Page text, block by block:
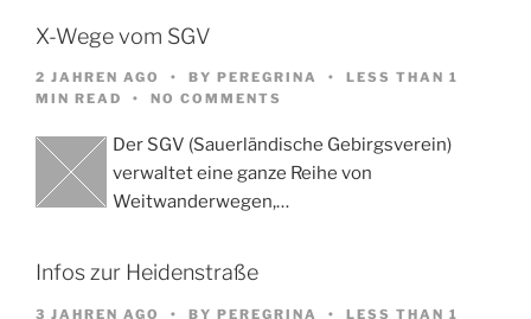
X-Wege vom SGV
2 JAHREN AGO BY PEREGRINA
LESS THAN 1
MIN READ
NO COMMENTS
Der SGV (Sauerländische Gebirgsverein)
verwaltet eine ganze Reihe von
Weitwanderwegen,…
Infos zur Heidenstraße
3 JAHREN AGO BY PEREGRINA LESS THAN 1